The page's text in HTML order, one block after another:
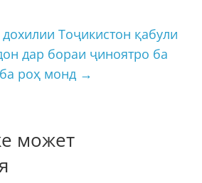
Тоҷикистон қабули
дар бораи ҷиноятро ба
роҳ монд →
может